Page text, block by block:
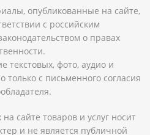
опубликованные на сайте,
с российским
о правах
текстовых, фото, аудио и
с письменного согласия
сайте товаров и услуг носит
и не является публичной